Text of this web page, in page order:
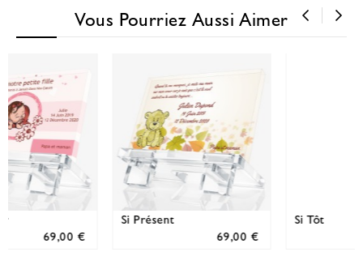
Vous Pourriez Aussi Aimer
Veille d’ange